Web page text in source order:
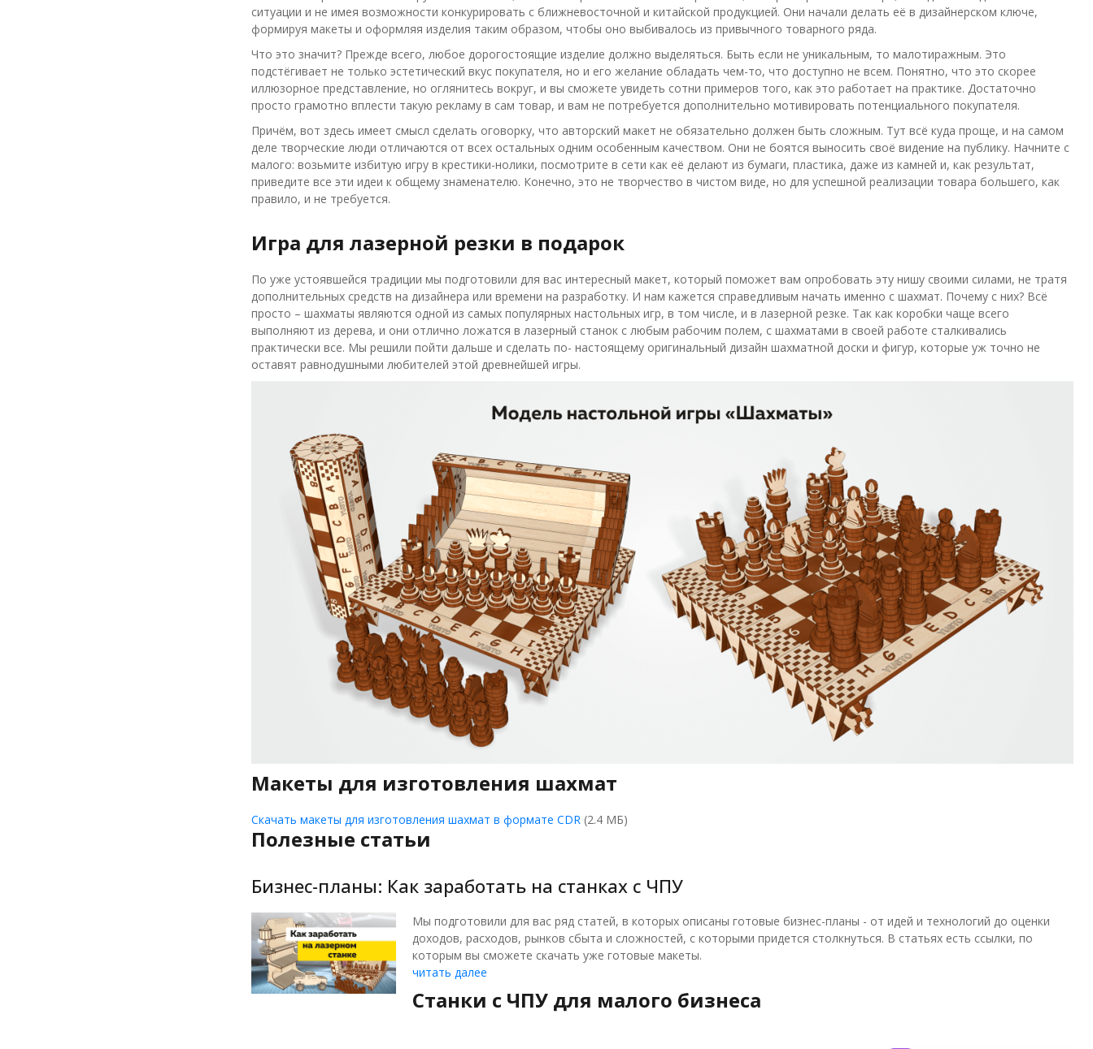
ситуации и не имея возможности конкурировать с ближневосточной и китайской продукцией. Они начали делать её в дизайнерском ключе,
формируя макеты и оформляя изделия таким образом, чтобы оно выбивалось из привычного товарного ряда.
Что это значит? Прежде всего, любое дорогостоящие изделие должно выделяться. Быть если не уникальным, то малотиражным. Это
подстёгивает не только эстетический вкус покупателя, но и его желание обладать чем-то, что доступно не всем. Понятно, что это скорее
иллюзорное представление, но оглянитесь вокруг, и вы сможете увидеть сотни примеров того, как это работает на практике. Достаточно
просто грамотно вплести такую рекламу в сам товар, и вам не потребуется дополнительно мотивировать потенциального покупателя.
Причём, вот здесь имеет смысл сделать оговорку, что авторский макет не обязательно должен быть сложным. Тут всё куда проще, и на самом
деле творческие люди отличаются от всех остальных одним особенным качеством. Они не боятся выносить своё видение на публику. Начните с
малого: возьмите избитую игру в крестики-нолики, посмотрите в сети как её делают из бумаги, пластика, даже из камней и, как результат,
приведите все эти идеи к общему знаменателю. Конечно, это не творчество в чистом виде, но для успешной реализации товара большего, как
правило, и не требуется.
Игра для лазерной резки в подарок
По уже устоявшейся традиции мы подготовили для вас интересный макет, который поможет вам опробовать эту нишу своими силами, не тратя
дополнительных средств на дизайнера или времени на разработку. И нам кажется справедливым начать именно с шахмат. Почему с них? Всё
просто – шахматы являются одной из самых популярных настольных игр, в том числе, и в лазерной резке. Так как коробки чаще всего
выполняют из дерева, и они отлично ложатся в лазерный станок с любым рабочим полем, с шахматами в своей работе сталкивались
практически все. Мы решили пойти дальше и сделать по- настоящему оригинальный дизайн шахматной доски и фигур, которые уж точно не
оставят равнодушными любителей этой древнейшей игры.
Макеты для изготовления шахмат
Скачать макеты для изготовления шахмат в формате CDR (2.4 МБ)
Полезные статьи
Бизнес-планы: Как заработать на станках с ЧПУ
Мы подготовили для вас ряд статей, в которых описаны готовые бизнес-планы - от идей и технологий до оценки
доходов, расходов, рынков сбыта и сложностей, с которыми придется столкнуться. В статьях есть ссылки, по
которым вы сможете скачать уже готовые макеты.
читать далее
Станки с ЧПУ для малого бизнеса